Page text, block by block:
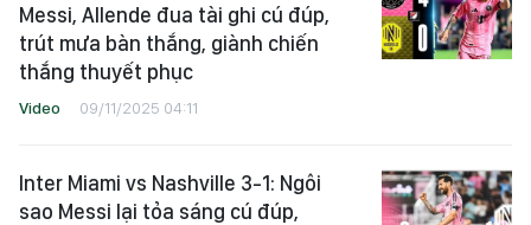
Messi, Allende đua tài ghi cú đúp,
trút mưa bàn thắng, giành chiến
thắng thuyết phục
Video 09/11/2025 04:11
Inter Miami vs Nashville 3-1: Ngôi
sao Messi lại tỏa sáng cú đúp,